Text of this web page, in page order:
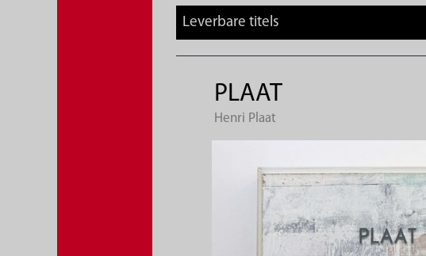
Leverbare titels
PLAAT
Henri Plaat